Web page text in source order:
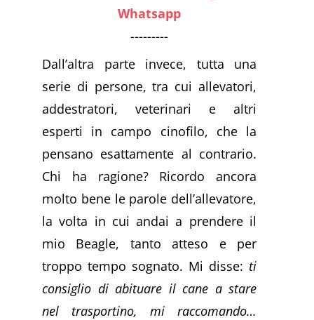
Whatsapp
---------
Dall’altra parte invece, tutta una
serie di persone, tra cui allevatori,
addestratori, veterinari e altri
esperti in campo cinofilo, che la
pensano esattamente al contrario.
Chi ha ragione? Ricordo ancora
molto bene le parole dell’allevatore,
la volta in cui andai a prendere il
mio Beagle, tanto atteso e per
troppo tempo sognato. Mi disse: ti
consiglio di abituare il cane a stare
nel trasportino, mi raccomando…